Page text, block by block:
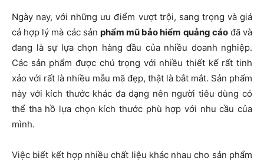
Ngày nay, với những ưu điểm vượt trội, sang trọng và giá
cả hợp lý mà các sản phẩm mũ bảo hiểm quảng cáođã và
đang là sự lựa chọn hàng đầu của nhiều doanh nghiệp.
Các sản phẩm được chú trọng với nhiều thiết kế rất tinh
xảo với rất là nhiều mẫu mã đẹp, thật là bắt mắt. Sản phẩm
này với kích thước khác đa dạng nên người tiêu dùng có
thể tha hồ lựa chọn kích thước phù hợp với nhu cầu của
mình.
Việc biết kết hợp nhiều chất liệu khác nhau cho sản phẩm